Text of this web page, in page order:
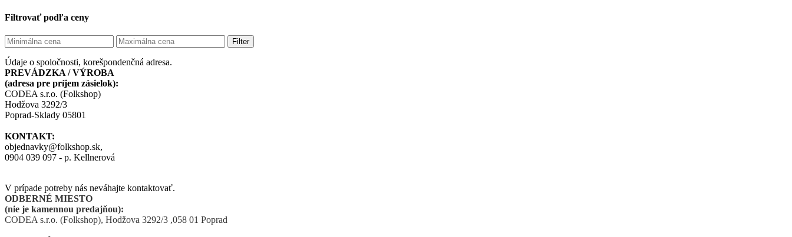
Filtrovať podľa ceny
Filter
Údaje o spoločnosti, korešpondenčná adresa.
PREVÁDZKA / VÝROBA
(adresa pre príjem zásielok):
CODEA s.r.o. (Folkshop)
Hodžova 3292/3
Poprad-Sklady 05801
KONTAKT:
objednavky@folkshop.sk,
0904 039 097 - p. Kellnerová
V prípade potreby nás neváhajte kontaktovať.
ODBERNÉ MIESTO
(nie je kamennou predajňou):
CODEA s.r.o. (Folkshop), Hodžova 3292/3 ,058 01 Poprad